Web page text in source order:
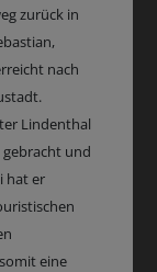
zurück in
nach
Lindenthal
gebracht und
hat er
eine